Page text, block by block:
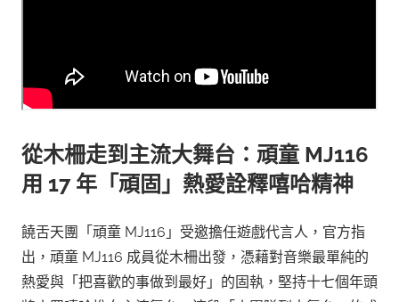
從木柵走到主流大舞台：頑童 MJ116
用 17 年「頑固」熱愛詮釋嘻哈精神
饒舌天團「頑童 MJ116」受邀擔任遊戲代言人，官方指
出，頑童 MJ116 成員從木柵出發，憑藉對音樂最單純的
熱愛與「把喜歡的事做到最好」的固執，堅持十七個年頭